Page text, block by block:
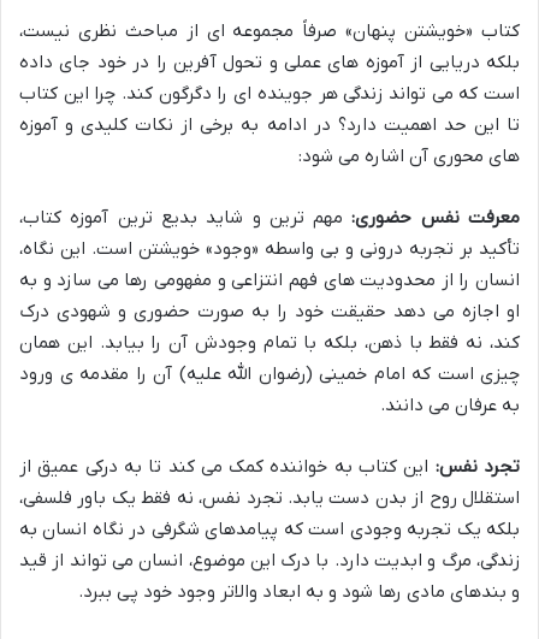
کتاب «خویشتن پنهان» صرفاً مجموعه ای از مباحث نظری نیست،
بلکه دریایی از آموزه های عملی و تحول آفرین را در خود جای داده
است که می تواند زندگی هر جوینده ای را دگرگون کند. چرا این کتاب
تا این حد اهمیت دارد؟ در ادامه به برخی از نکات کلیدی و آموزه
های محوری آن اشاره می شود:
معرفت نفس حضوری:مهم ترین و شاید بدیع ترین آموزه کتاب،
تأکید بر تجربه درونی و بی واسطه «وجود» خویشتن است. این نگاه،
انسان را از محدودیت های فهم انتزاعی و مفهومی رها می سازد و به
او اجازه می دهد حقیقت خود را به صورت حضوری و شهودی درک
کند، نه فقط با ذهن، بلکه با تمام وجودش آن را بیابد. این همان
چیزی است که امام خمینی (رضوان الله علیه) آن را مقدمه ی ورود
به عرفان می دانند.
تجرد نفس: این کتاب به خواننده کمک می کند تا به درکی عمیق از
استقلال روح از بدن دست یابد. تجرد نفس، نه فقط یک باور فلسفی،
بلکه یک تجربه وجودی است که پیامدهای شگرفی در نگاه انسان به
زندگی، مرگ و ابدیت دارد. با درک این موضوع، انسان می تواند از قید
و بندهای مادی رها شود و به ابعاد والاتر وجود خود پی ببرد.